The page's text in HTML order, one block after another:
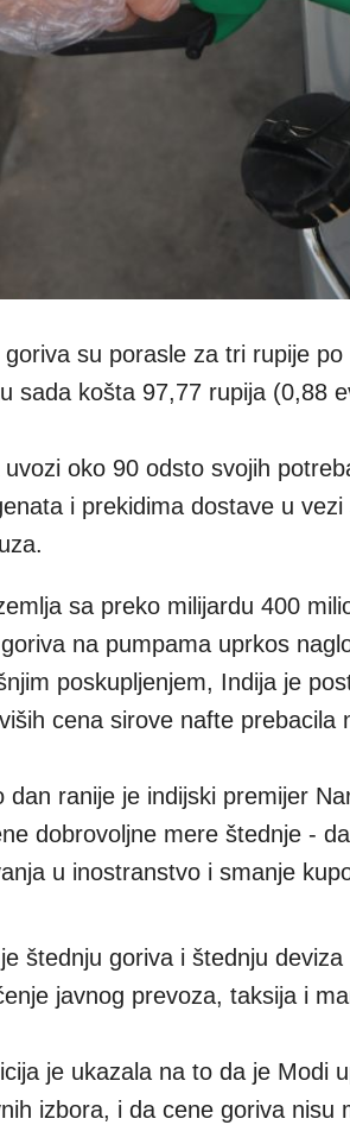
goriva su porasle za tri rupije
sada košta 97,77 rupija (0,88
uvozi oko 90 odsto svojih
i prekidima dostave u
sa preko milijardu 400
na pumpama uprkos
poskupljenjem, Indija je
cena sirove nafte prebacila
dan ranije je indijski premijer
dobrovoljne mere štednje -
u inostranstvo i smanje
štednju goriva i štednju
javnog prevoza, taksija i
je ukazala na to da je Modi
izbora, i da cene goriva nisu